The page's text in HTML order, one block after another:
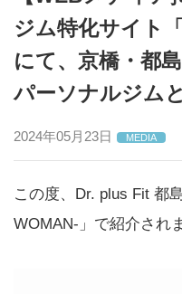
ジム特化サイト
にて、京橋・都
パーソナルジム
2024年05月23日 MEDIA
この度、Dr. plus Fit 都
WOMAN-」で紹介され